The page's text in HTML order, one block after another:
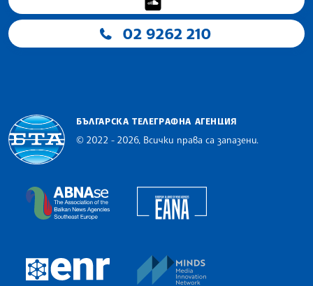
02 9262 210
БЪЛГАРСКА ТЕЛЕГРАФНА АГЕНЦИЯ
© 2022 - 2026, Всички права са запазени.
The Assocoation of the Balkan News Agencies
European Newsroom